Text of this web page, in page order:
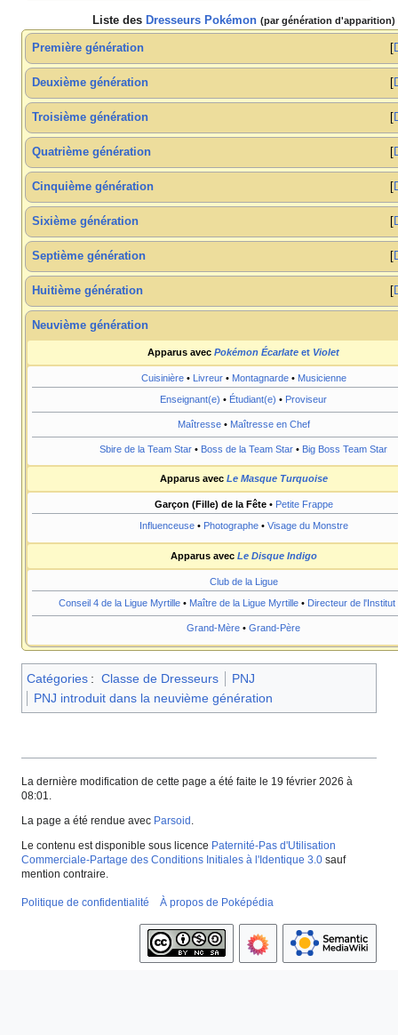
Liste des Dresseurs Pokémon (par génération d'apparition)
Première génération
Deuxième génération
Troisième génération
Quatrième génération
Cinquième génération
Sixième génération
Septième génération
Huitième génération
Neuvième génération
Apparus avec Pokémon Écarlate et Violet
Cuisinière• Livreur• Montagnarde• Musicienne
Enseignant(e) • Étudiant(e) • Proviseur
Maîtresse• Maîtresse en Chef
Sbire de la Team Star • Boss de la Team Star • Big Boss Team Star
Apparus avec Le Masque Turquoise
Garçon (Fille) de la Fête• Petite Frappe
Influenceuse• Photographe• Visage du Monstre
Apparus avec Le Disque Indigo
Club de la Ligue
Conseil 4 de la Ligue Myrtille • Maître de la Ligue Myrtille • Directeur de l'Institut
Grand-Mère • Grand-Père
Catégories : Classe de Dresseurs
PNJ
PNJ introduit dans la neuvième génération
La dernière modification de cette page a été faite le 19 février 2026 à
08:01.
La page a été rendue avec Parsoid .
Le contenu est disponible sous licence Paternité-Pas d'Utilisation
Commerciale-Partage des Conditions Initiales à l'Identique 3.0 sauf
mention contraire.
Politique de confidentialité À propos de Poképédia